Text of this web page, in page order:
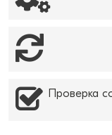
Проверка